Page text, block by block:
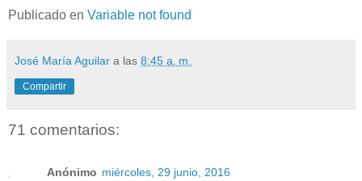
Publicado en Variable not found
José María Aguilar a las 8:45 a. m.
Compartir
71 comentarios:
Anónimo miércoles, 29 junio, 2016